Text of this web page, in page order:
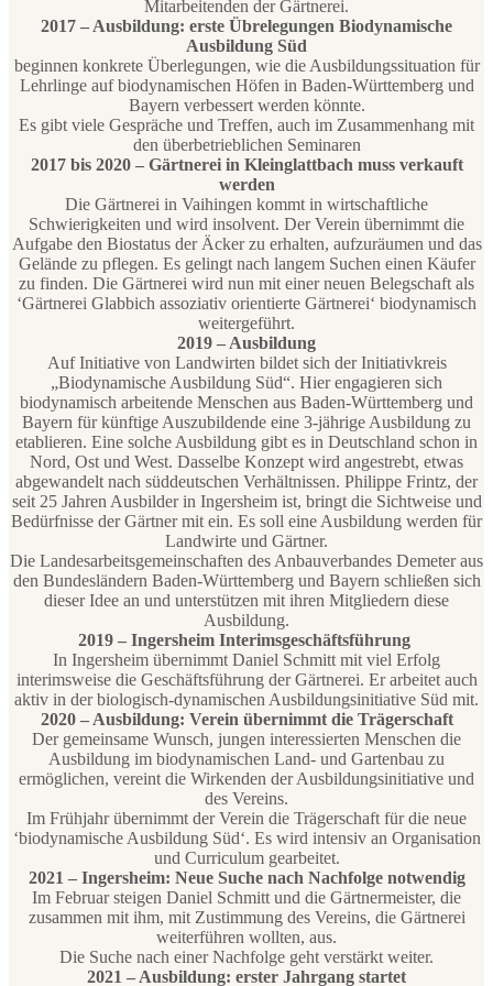
Mitarbeitenden der Gärtnerei.
2017 – Ausbildung: erste Übrelegungen Biodynamische
Ausbildung Süd
beginnen konkrete Überlegungen, wie die Ausbildungssituation für
Lehrlinge auf biodynamischen Höfen in Baden-Württemberg und
Bayern verbessert werden könnte.
Es gibt viele Gespräche und Treffen, auch im Zusammenhang mit
den überbetrieblichen Seminaren
2017 bis 2020 – Gärtnerei in Kleinglattbach muss verkauft
werden
Die Gärtnerei in Vaihingen kommt in wirtschaftliche
Schwierigkeiten und wird insolvent. Der Verein übernimmt die
Aufgabe den Biostatus der Äcker zu erhalten, aufzuräumen und das
Gelände zu pflegen. Es gelingt nach langem Suchen einen Käufer
zu finden. Die Gärtnerei wird nun mit einer neuen Belegschaft als
‘Gärtnerei Glabbich assoziativ orientierte Gärtnerei‘ biodynamisch
weitergeführt.
2019 – Ausbildung
Auf Initiative von Landwirten bildet sich der Initiativkreis
„Biodynamische Ausbildung Süd“. Hier engagieren sich
biodynamisch arbeitende Menschen aus Baden-Württemberg und
Bayern für künftige Auszubildende eine 3-jährige Ausbildung zu
etablieren. Eine solche Ausbildung gibt es in Deutschland schon in
Nord, Ost und West. Dasselbe Konzept wird angestrebt, etwas
abgewandelt nach süddeutschen Verhältnissen. Philippe Frintz, der
seit 25 Jahren Ausbilder in Ingersheim ist, bringt die Sichtweise und
Bedürfnisse der Gärtner mit ein. Es soll eine Ausbildung werden für
Landwirte und Gärtner.
Die Landesarbeitsgemeinschaften des Anbauverbandes Demeter aus
den Bundesländern Baden-Württemberg und Bayern schließen sich
dieser Idee an und unterstützen mit ihren Mitgliedern diese
Ausbildung.
2019 – Ingersheim Interimsgeschäftsführung
In Ingersheim übernimmt Daniel Schmitt mit viel Erfolg
interimsweise die Geschäftsführung der Gärtnerei. Er arbeitet auch
aktiv in der biologisch-dynamischen Ausbildungsinitiative Süd mit.
2020 – Ausbildung: Verein übernimmt die Trägerschaft
Der gemeinsame Wunsch, jungen interessierten Menschen die
Ausbildung im biodynamischen Land- und Gartenbau zu
ermöglichen, vereint die Wirkenden der Ausbildungsinitiative und
des Vereins.
Im Frühjahr übernimmt der Verein die Trägerschaft für die neue
‘biodynamische Ausbildung Süd‘. Es wird intensiv an Organisation
und Curriculum gearbeitet.
2021 – Ingersheim: Neue Suche nach Nachfolge notwendig
Im Februar steigen Daniel Schmitt und die Gärtnermeister, die
zusammen mit ihm, mit Zustimmung des Vereins, die Gärtnerei
weiterführen wollten, aus.
Die Suche nach einer Nachfolge geht verstärkt weiter.
2021 – Ausbildung: erster Jahrgang startet